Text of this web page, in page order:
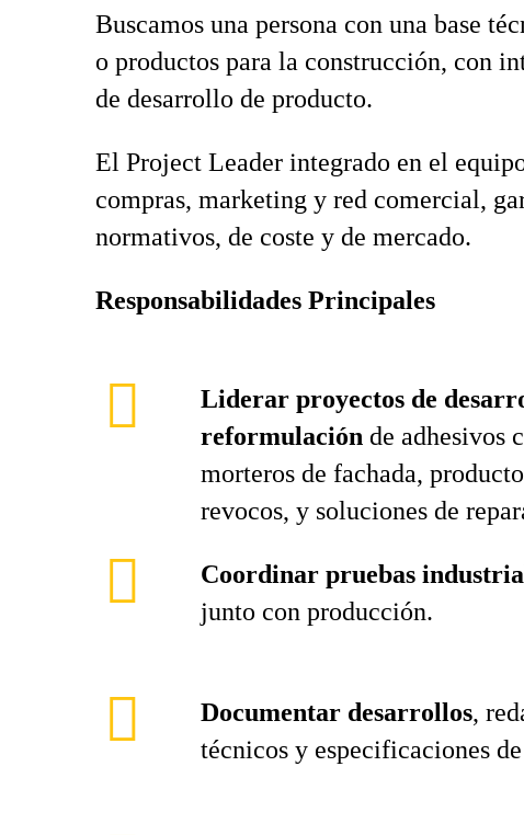
Buscamos una persona con una base
o productos para la construcción, con
de desarrollo de producto.
El Project Leader integrado en el
compras, marketing y red comercial,
normativos, de coste y de mercado.
Responsabilidades Principales
Liderar proyectos de
reformulación de adhesivos
morteros de fachada,
revocos, y soluciones de
Coordinar pruebas
junto con producción.
Documentar desarrollos,
técnicos y especificaciones